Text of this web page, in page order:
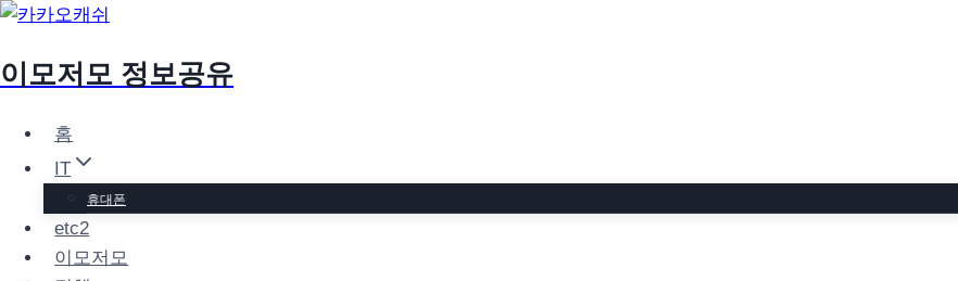
Skip
content
이모저모 정보공유
홈
IT
휴대폰
etc2
이모저모